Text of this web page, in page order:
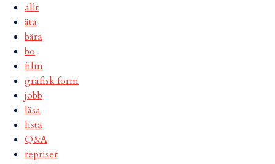
allt
äta
bära
bo
film
grafisk form
jobb
läsa
lista
Q&A
repriser